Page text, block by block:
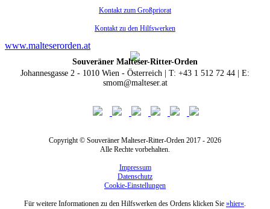
Kontakt zum Großpriorat
Kontakt zu den Hilfswerken
www.malteserorden.at
Souveräner Malteser-Ritter-Orden
Johannesgasse 2 - 1010 Wien - Österreich | T: +43 1 512 72 44 | E:
smom@malteser.at
Copyright © Souveräner Malteser-Ritter-Orden 2017 - 2026
Alle Rechte vorbehalten.
Impressum
Datenschutz
Cookie-Einstellungen
Für weitere Informationen zu den Hilfswerken des Ordens klicken Sie »hier«.